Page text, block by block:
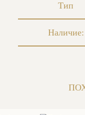
Тип
Наличие: